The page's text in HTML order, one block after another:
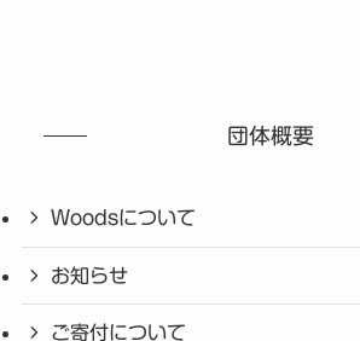
団体概要
Woodsについて
お知らせ
ご寄付について